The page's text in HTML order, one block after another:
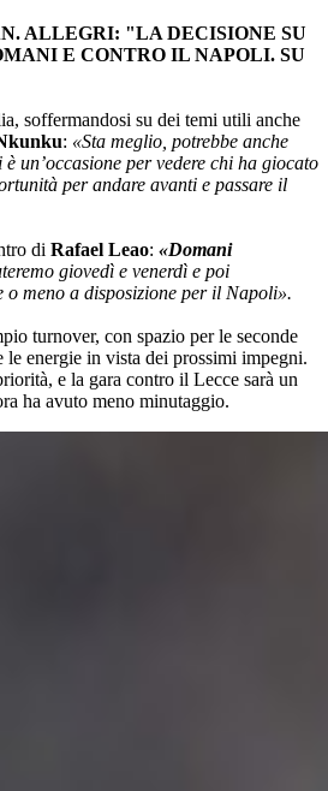
ALLEGRI: "LA DECISIONE SU
E CONTRO IL NAPOLI. SU
soffermandosi su dei temi utili anche
: «Sta meglio, potrebbe anche
un’occasione per vedere chi ha giocato
per andare avanti e passare il
di Rafael Leao: «Domani
giovedì e venerdì e poi
o meno a disposizione per il Napoli».
turnover, con spazio per le seconde
le energie in vista dei prossimi impegni.
e la gara contro il Lecce sarà un
ha avuto meno minutaggio.